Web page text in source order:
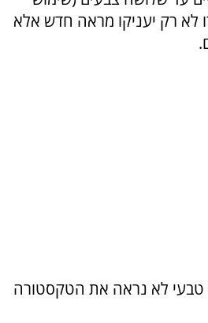
לא רק יעניקו מראה חדש אלא
טבעי לא נראה את הטקסטורה